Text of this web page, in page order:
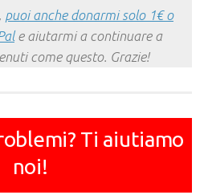
puoi anche donarmi solo 1€ o
e aiutarmi a continuare a
come questo. Grazie!
Ti aiutiamo
noi!